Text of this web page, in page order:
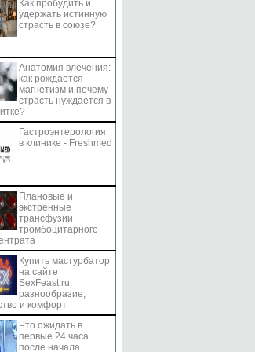
Как пробудить и
удержать истинную
страсть в союзе?
Анатомия влечения:
как рождается
магнетизм и почему
страсть нуждается в
Гастроэнтерология
в клинике - Freshmed
Плановые и
экстренные
трансфузии
тромбоцитарного
Купить мастурбатор
на сайте
SexFeast.ru:
разнообразие,
и комфорт
Что ожидать в
первые 24 часа
после начала